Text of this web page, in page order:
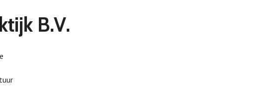
B.V.